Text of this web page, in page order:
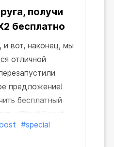
получи
бесплатно
вот, наконец, мы
отличной
предложение!
бесплатный
к Cloud.Boost
пользователей
CryptoTab.
#special